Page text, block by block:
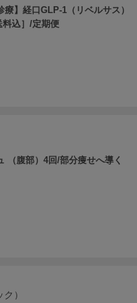
療】経口GLP-1（リベルサス）
込］/定期便
（腹部）4回/部分痩せへ導く
）